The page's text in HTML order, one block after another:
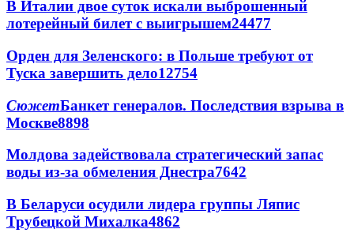
В Италии двое суток искали выброшенный
лотерейный билет с выигрышем24477
Орден для Зеленского: в Польше требуют от
Туска завершить дело12754
СюжетБанкет генералов. Последствия взрыва в
Москве8898
Молдова задействовала стратегический запас
воды из-за обмеления Днестра7642
В Беларуси осудили лидера группы Ляпис
Трубецкой Михалка4862